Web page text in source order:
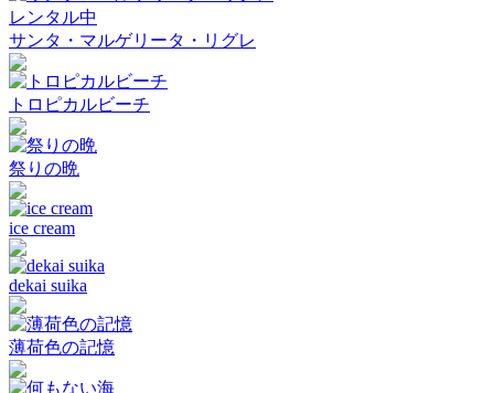
レンタル中
サンタ・マルゲリータ・リグレ
トロピカルビーチ
祭りの晩
ice cream
dekai suika
薄荷色の記憶